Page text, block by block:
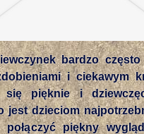
bardzo
i ciekawym
się pięknie i
jest dzieciom
piękny